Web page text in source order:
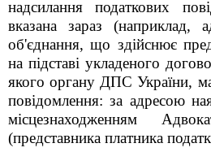
надсилання податкових
вказана зараз (наприклад,
об'єднання, що здійснює
на підставі укладеного
якого органу ДПС України,
повідомлення: за адресою
місцезнаходженням
(представника платника